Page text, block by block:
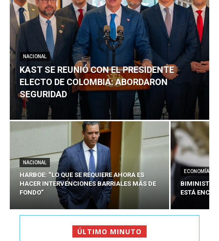
NACIONAL
KAST SE REUNIÓ CON EL PRESIDENTE
ELECTO DE COLOMBIA: ABORDARON
SEGURIDAD
NACIONAL
HARBOE: “LO QUE SE REQUIERE AHORA ES
HACER INTERVENCIONES BARRIALES MÁS DE
FONDO”
ECONOMÍA
BIMINISTRO
ESTÁ
ÚLTIMO MINUTO